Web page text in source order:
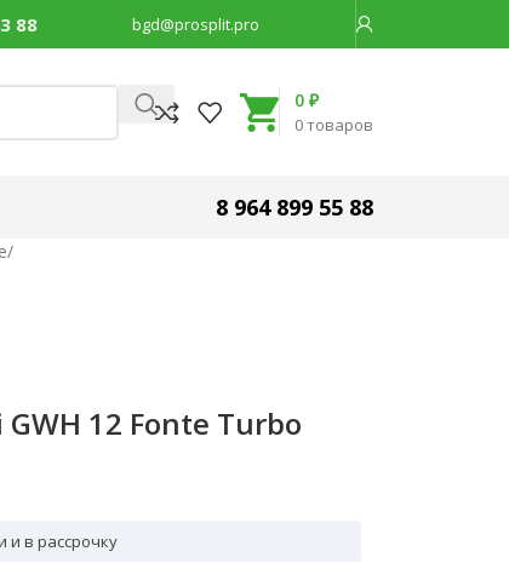
88 bgd@prosplit.pro
0товаров
0 ₽
8 964 899 55 88
/
12 Fonte Turbo
в рассрочку